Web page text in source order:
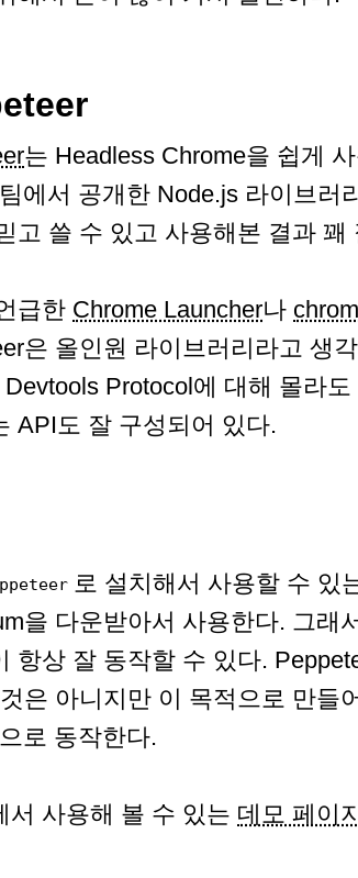
는 Headless Chrome을 쉽게
에서 공개한 Node.js 라이브러
고 쓸 수 있고 사용해본 결과 꽤
급한 Chrome Launcher나
은 올인원 라이브러리라고 생
Devtools Protocol에 대해 몰라
API도 잘 구성되어 있다.
로 설치해서 사용할 수 있
을 다운받아서 사용한다. 그래
항상 잘 동작할 수 있다.
은 아니지만 이 목적으로 만들
로 동작한다.
서 사용해 볼 수 있는 데모 페이지